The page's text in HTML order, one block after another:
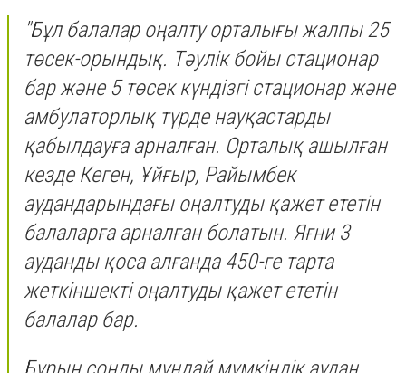
"Бұл балалар оңалту орталығы жалпы 25
төсек-орындық. Тәулік бойы стационар
бар және 5 төсек күндізгі стационар және
амбулаторлық түрде науқастарды
қабылдауға арналған. Орталық ашылған
кезде Кеген, Ұйғыр, Райымбек
аудандарындағы оңалтуды қажет ететін
балаларға арналған болатын. Яғни 3
ауданды қоса алғанда 450-ге тарта
жеткіншекті оңалтуды қажет ететін
балалар бар.